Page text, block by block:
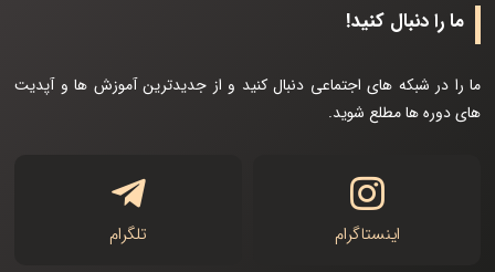
ما را دنبال کنید!
ما را در شبکه های اجتماعی دنبال کنید و از جدیدترین آموزش ها و آپدیت
های دوره ها مطلع شوید.
اینستاگرام تلگرام